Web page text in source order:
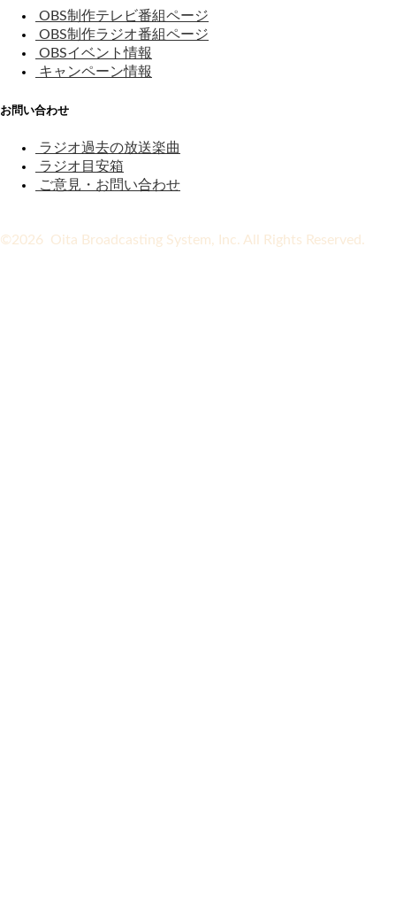
OBS制作テレビ番組ページ
OBS制作ラジオ番組ページ
OBSイベント情報
キャンペーン情報
お問い合わせ
ラジオ過去の放送楽曲
ラジオ目安箱
ご意見・お問い合わせ
©2026 Oita Broadcasting System, Inc. All Rights Reserved.